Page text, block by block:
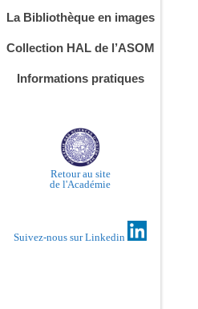
La Bibliothèque en images
Collection HAL de l’ASOM
Informations pratiques
Retour au site
de l'Académie
Suivez-nous sur Linkedin